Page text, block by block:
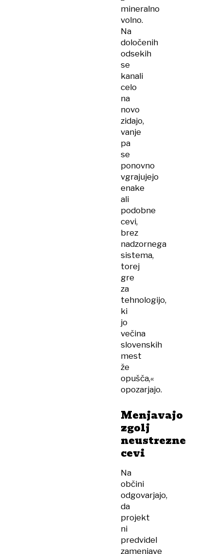
mineralno
volno.
Na
določenih
odsekih
se
kanali
celo
na
novo
zidajo,
vanje
pa
se
ponovno
vgrajujejo
enake
ali
podobne
cevi,
brez
nadzornega
sistema,
torej
gre
za
tehnologijo,
ki
jo
večina
slovenskih
mest
že
opušča,«
opozarjajo.
Menjavajo
zgolj
neustrezne
cevi
Na
občini
odgovarjajo,
da
projekt
ni
predvidel
zamenjave